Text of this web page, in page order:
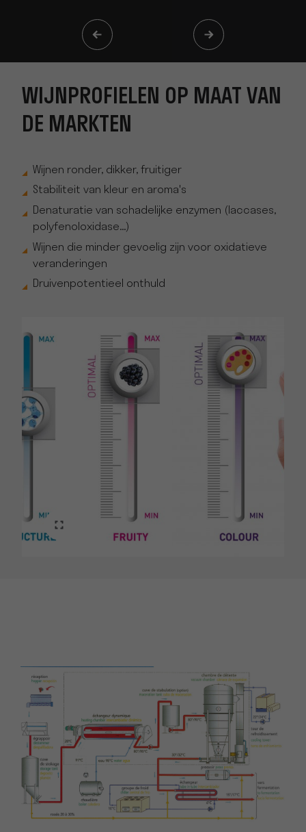
WIJNPROFIELEN OP MAAT VAN
DE MARKTEN
Wijnen ronder, dikker, fruitiger
Stabiliteit van kleur en aroma's
Denaturatie van schadelijke enzymen (laccases,
polyfenoloxidase...)
Wijnen die minder gevoelig zijn voor oxidatieve
veranderingen
Druivenpotentieel onthuld